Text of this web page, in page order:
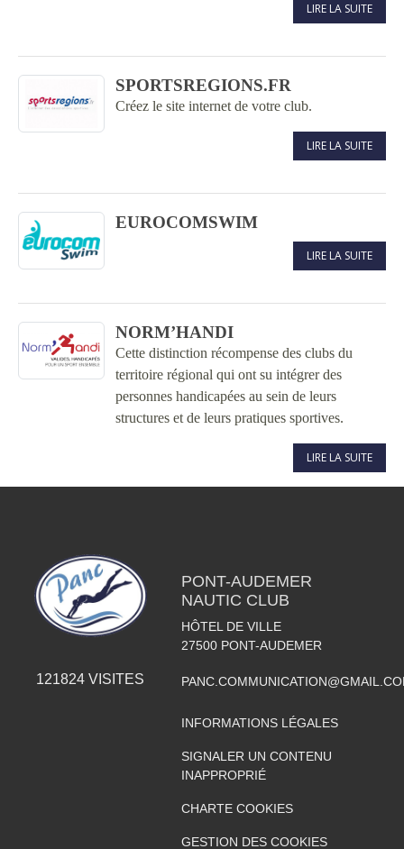
LIRE LA SUITE
SPORTSREGIONS.FR
Créez le site internet de votre club.
LIRE LA SUITE
EUROCOMSWIM
LIRE LA SUITE
NORM’HANDI
Cette distinction récompense des clubs du
territoire régional qui ont su intégrer des
personnes handicapées au sein de leurs
structures et de leurs pratiques sportives.
LIRE LA SUITE
121824 VISITES
PONT-AUDEMER
NAUTIC CLUB
HÔTEL DE VILLE
27500 PONT-AUDEMER
INFORMATIONS LÉGALES
SIGNALER UN CONTENU
INAPPROPRIÉ
CHARTE COOKIES
GESTION DES COOKIES